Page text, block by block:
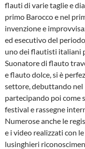
flauti di varie taglie e
primo Barocco e nel
invenzione e
ed esecutivo del
uno dei flautisti italiani
Suonatore di flauto
e flauto dolce, si è
settore, debuttando nel
partecipando poi come
festival e rassegne
Numerose anche le
e i video realizzati con
lusinghieri